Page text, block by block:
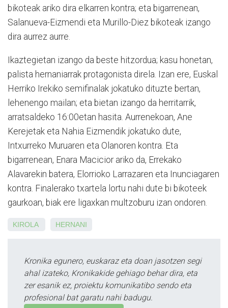
bikoteak ariko dira elkarren kontra; eta bigarrenean,
Salanueva-Eizmendi eta Murillo-Diez bikoteak izango
dira aurrez aurre.
Ikaztegietan izango da beste hitzordua; kasu honetan,
palista hernaniarrak protagonista direla. Izan ere, Euskal
Herriko Irekiko semifinalak jokatuko dituzte bertan,
lehenengo mailan; eta bietan izango da herritarrik,
arratsaldeko 16:00etan hasita. Aurrenekoan, Ane
Kerejetak eta Nahia Eizmendik jokatuko dute,
Intxurreko Muruaren eta Olanoren kontra. Eta
bigarrenean, Enara Macicior ariko da, Errekako
Alavarekin batera, Elorrioko Larrazaren eta Inunciagaren
kontra. Finalerako txartela lortu nahi dute bi bikoteek
gaurkoan, biak ere ligaxkan multzoburu izan ondoren.
KIROLA HERNANI
Kronika egunero, euskaraz eta doan jasotzen segi
ahal izateko, Kronikakide gehiago behar dira, eta
zer esanik ez, proiektu komunikatibo sendo eta
profesional bat garatu nahi badugu.